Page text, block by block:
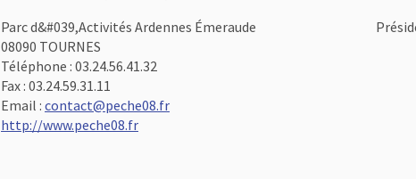
Parc d&#039,Activités Ardennes Émeraude
08090 TOURNES
Téléphone : 03.24.56.41.32
Fax : 03.24.59.31.11
Email : contact@peche08.fr
http://www.peche08.fr